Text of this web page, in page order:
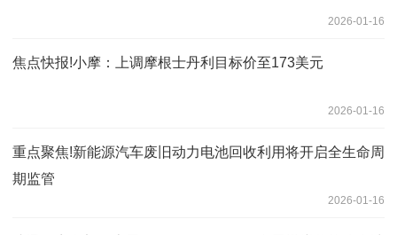
2026-01-16
焦点快报!小摩：上调摩根士丹利目标价至173美元
2026-01-16
重点聚焦!新能源汽车废旧动力电池回收利用将开启全生命周
期监管
2026-01-16